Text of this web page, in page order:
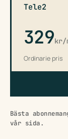
Tele2
329kr/
Ordinarie pris
Bästa
vår sida.